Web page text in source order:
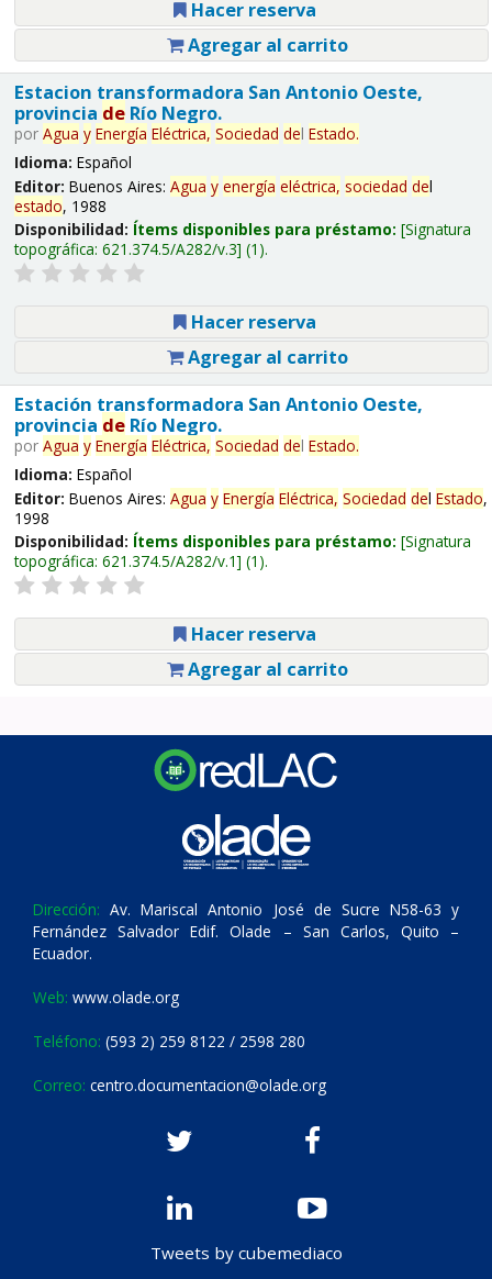
Hacer reserva
Agregar al carrito
Estacion transformadora San Antonio Oeste,
provincia deRío Negro.
por Agua y Energía Eléctrica, Sociedad del Estado.
Idioma: Español
Editor: Buenos Aires: Agua y energía eléctrica, sociedad del
estado, 1988
Disponibilidad: Ítems disponibles para préstamo: Signatura
topográfica: 621.374.5/A282/v.3 (1).
Hacer reserva
Agregar al carrito
Estación transformadora San Antonio Oeste,
provincia deRío Negro.
por Agua y Energía Eléctrica, Sociedad del Estado.
Idioma: Español
Editor: Buenos Aires: Agua y Energía Eléctrica, Sociedad del Estado,
1998
Disponibilidad: Ítems disponibles para préstamo: Signatura
topográfica: 621.374.5/A282/v.1 (1).
Hacer reserva
Agregar al carrito
Dirección: Av. Mariscal Antonio José de Sucre N58-63 y
Fernández Salvador Edif. Olade – San Carlos, Quito –
Ecuador.
Web: www.olade.org
Teléfono: (593 2) 259 8122 / 2598 280
Correo: centro.documentacion@olade.org
Tweets by cubemediaco